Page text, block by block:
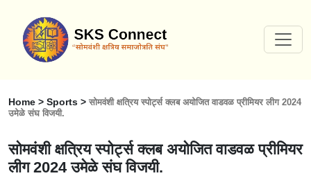
Home > Sports > सोमवंशी क्षत्रिय स्पोर्ट्स क्लब अयोजित वाडवळ प्रीमियर लीग 2024
उमेळे संघ विजयी.
सोमवंशी क्षत्रिय स्पोर्ट्स क्लब अयोजित वाडवळ प्रीमियर
लीग 2024 उमेळे संघ विजयी.